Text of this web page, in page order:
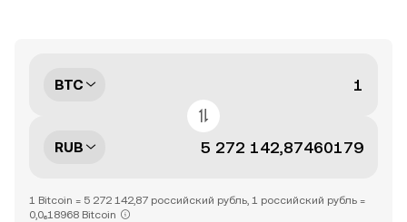
BTC
RUB
1 Bitcoin = 5 272 142,87 российский рубль, 1 российский рубль =
0,0₆18968 Bitcoin